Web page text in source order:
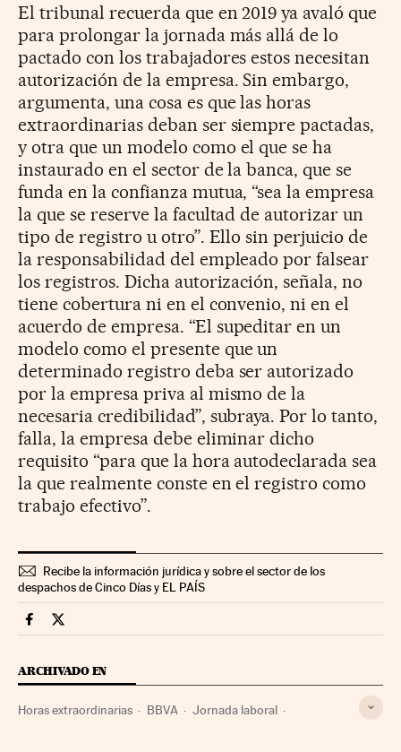
El tribunal recuerda que en 2019 ya avaló que
para prolongar la jornada más allá de lo
pactado con los trabajadores estos necesitan
autorización de la empresa. Sin embargo,
argumenta, una cosa es que las horas
extraordinarias deban ser siempre pactadas,
y otra que un modelo como el que se ha
instaurado en el sector de la banca, que se
funda en la confianza mutua, “sea la empresa
la que se reserve la facultad de autorizar un
tipo de registro u otro”. Ello sin perjuicio de
la responsabilidad del empleado por falsear
los registros. Dicha autorización, señala, no
tiene cobertura ni en el convenio, ni en el
acuerdo de empresa. “El supeditar en un
modelo como el presente que un
determinado registro deba ser autorizado
por la empresa priva al mismo de la
necesaria credibilidad”, subraya. Por lo tanto,
falla, la empresa debe eliminar dicho
requisito “para que la hora autodeclarada sea
la que realmente conste en el registro como
trabajo efectivo”.
Recibe la información jurídica y sobre el sector de los
despachos de Cinco Días y EL PAÍS
Legal Cinco Días en Facebook
Legal Cinco Días en Twitter
ARCHIVADO EN
Horas extraordinarias BBVA Jornada laboral